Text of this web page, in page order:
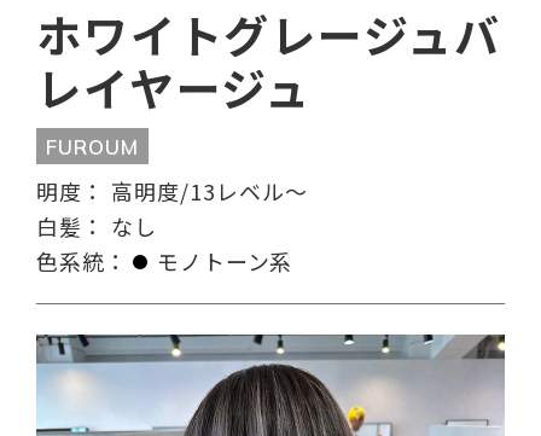
ホワイトグレージュバ
レイヤージュ
FUROUM
明度： 高明度/13レベル〜
白髪： なし
色系統：
モノトーン系